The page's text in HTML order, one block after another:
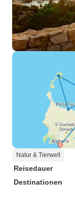
Natur & Tierwelt
Reisedauer
Destinationen